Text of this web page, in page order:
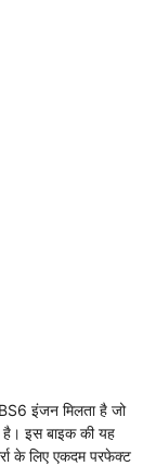
इंजन मिलता है जो
इस बाइक की यह
के लिए एकदम परफेक्ट